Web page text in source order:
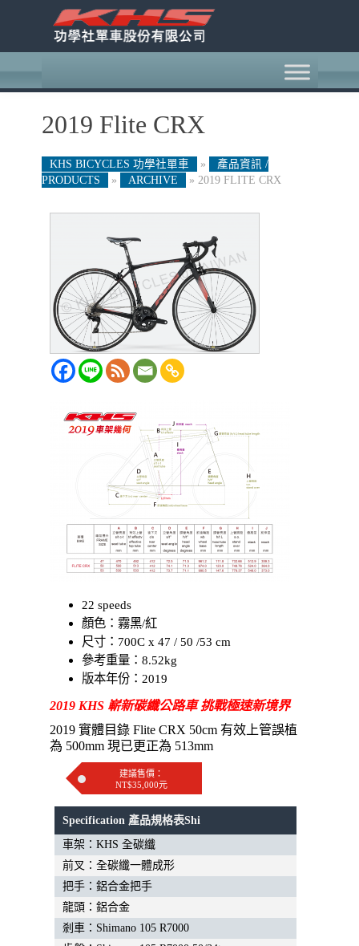
2019 Flite CRX
KHS BICYCLES 功學社單車 »
產品資訊 /
PRODUCTS
» ARCHIVE » 2019 FLITE CRX
22 speeds
顏色：霧黑/紅
尺寸：700C x 47 / 50 /53 cm
參考重量：8.52kg
版本年份：2019
2019 KHS 嶄新碳纖公路車 挑戰極速新境界
2019 實體目錄 Flite CRX 50cm 有效上管誤植
為 500mm 現已更正為 513mm
建議售價：
NT$35,000元
Specification 產品規格表Shi
車架：KHS 全碳纖
前叉：全碳纖一體成形
把手：鋁合金把手
龍頭：鋁合金
剎車：Shimano 105 R7000